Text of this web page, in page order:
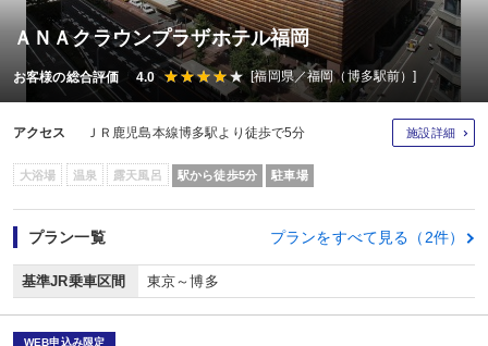
ＡＮＡクラウンプラザホテル福岡
お客様の総合評価 4.0 [福岡県／福岡（博多駅前）]
アクセス ＪＲ鹿児島本線博多駅より徒歩で5分 施設詳細
大浴場 温泉 露天風呂 駅から徒歩5分 駐車場
プラン一覧 プランをすべて見る（2件）
基準JR乗車区間 東京～博多
WEB申込み限定